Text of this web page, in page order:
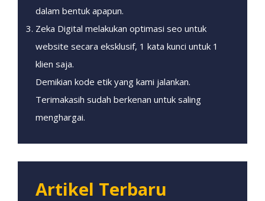
dalam bentuk apapun.
Zeka Digital melakukan optimasi seo untuk
website secara eksklusif, 1 kata kunci untuk 1
klien saja.
Demikian kode etik yang kami jalankan.
Terimakasih sudah berkenan untuk saling
menghargai.
Artikel Terbaru